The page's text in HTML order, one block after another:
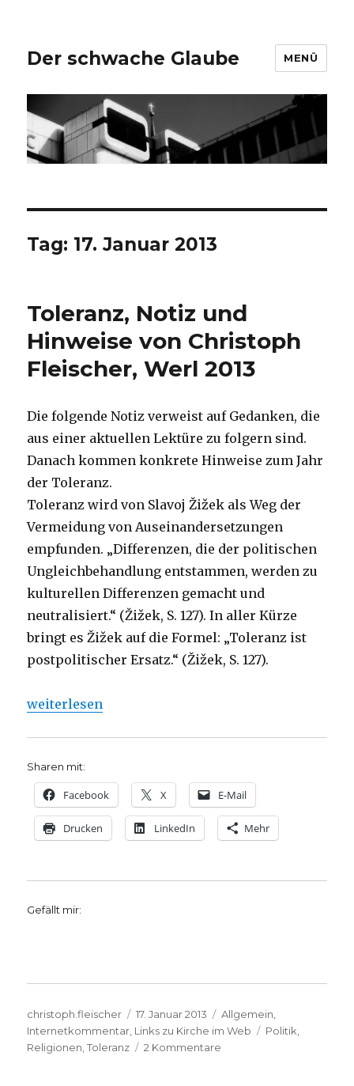
Der schwache Glaube MENÜ
Tag: 17. Januar 2013
Toleranz, Notiz und
Hinweise von Christoph
Fleischer, Werl 2013
Die folgende Notiz verweist auf Gedanken, die
aus einer aktuellen Lektüre zu folgern sind.
Danach kommen konkrete Hinweise zum Jahr
der Toleranz.
Toleranz wird von Slavoj Žižek als Weg der
Vermeidung von Auseinandersetzungen
empfunden. „Differenzen, die der politischen
Ungleichbehandlung entstammen, werden zu
kulturellen Differenzen gemacht und
neutralisiert.“ (Žižek, S. 127). In aller Kürze
bringt es Žižek auf die Formel: „Toleranz ist
postpolitischer Ersatz.“ (Žižek, S. 127).
„Toleranz, Notiz und Hinweise von Christoph
weiterlesen
Sharen mit:
Facebook X E-Mail
Drucken LinkedIn Mehr
Gefällt mir:
Autor
christoph.fleischer
Veröffentlicht
am
17. Januar 2013 Kategorien
Allgemein
Internetkommentar Links zu Kirche im Web Schlagwörter
Politik
Religionen ,Toleranz 2 Kommentare